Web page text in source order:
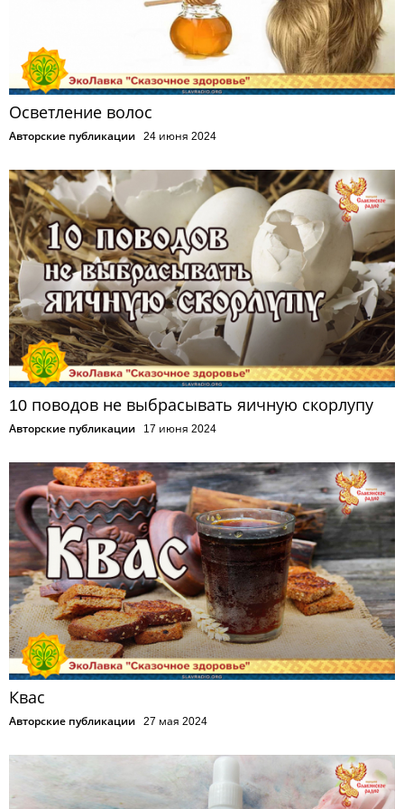
Осветление волос
Авторские публикации 24 июня 2024
10 поводов не выбрасывать яичную скорлупу
Авторские публикации 17 июня 2024
Квас
Авторские публикации 27 мая 2024